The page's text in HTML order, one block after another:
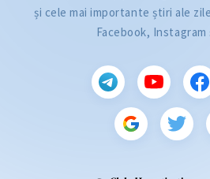
și cele mai importante știri ale
Facebook, Instagram